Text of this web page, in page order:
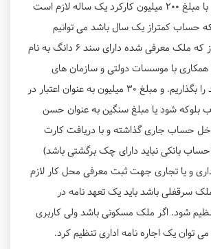
ساله جاری با مبلغ ۲۰۰ میلیون کارکرد یک ساله لازم است
حساب کمتراز یک سال باشد می توانیم
شرایط احراز که ملک معرفی شده دارای سند ۶ دانگ به نام
با موسسات دولتی و سازمان های
مطرح باشد را بگذاریم. و مبلغ ۳۰ میلیون به عنوان اعتبار در
بلوکه شود یا مبلغ سنگین به عنوان حسن
حساب جاری گذاشته و با دریافت کارت
بانکی نباید دارای چک برگشتی باشد)
و یا تجاری جهت ثبت معرفی محل کار لازم
سرقفلی باشد باید یک تعهد نامه در
شود. اگر ملک مسکونی باشد ولی کاربری
توان یک اجاره نامه اداری تنظیم کرد.